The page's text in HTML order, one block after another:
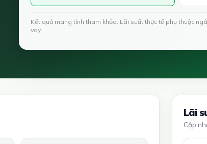
Kết quả mang tính tham khảo. Lãi suất thực tế phụ thuộc
vay.
Lãi
Cập